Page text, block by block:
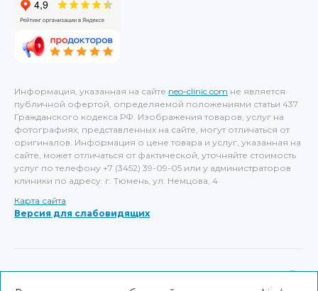
Информация, указанная на сайте neo-clinic.com не является
публичной офертой, определяемой положениями статьи 437
Гражданского кодекса РФ. Изображения товаров, услуг на
фотографиях, представленных на сайте, могут отличаться от
оригиналов. Информация о цене товара и услуг, указанная на
сайте, может отличаться от фактической, уточняйте стоимость
услуг по телефону +7 (3452) 39-09-05 или у администраторов
клиники по адресу: г. Тюмень, ул. Немцова, 4
Карта сайта
Версия для слабовидящих